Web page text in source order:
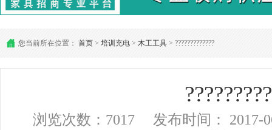
您当前所在位置： 首页 > 培训充电 > 木工工具 > ?????????????
浏览次数：7017 发布时间：